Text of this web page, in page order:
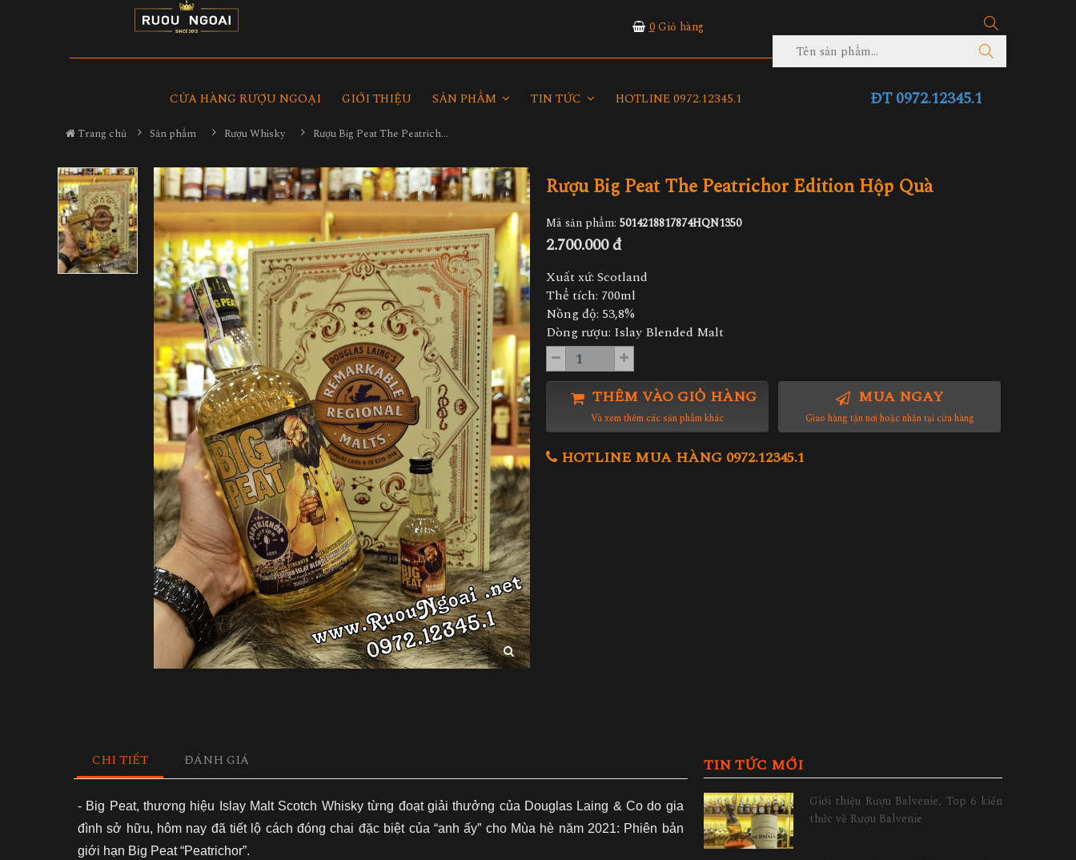
0 Giỏ hàng
CỬA HÀNG RƯỢU NGOẠI GIỚI THIỆU SẢN PHẨM TIN TỨC HOTLINE 0972.12345.1 ĐT 0972.12345.1
Trang chủ Sản phẩm Rượu Whisky Rượu Big Peat The Peatrichor Edition Hộp Quà
Rượu Big Peat The Peatrichor Edition Hộp Quà
Mã sản phẩm: 5014218817874HQN1350
2.700.000 đ
Xuất xứ: Scotland
Thể tích: 700ml
Nồng độ: 53,8%
Dòng rượu: Islay Blended Malt
THÊM VÀO GIỎ HÀNG
Và xem thêm các sản phẩm khác
MUA NGAY
Giao hàng tận nơi hoặc nhận tại cửa hàng
HOTLINE MUA HÀNG 0972.12345.1
CHI TIẾT ĐÁNH GIÁ
- Big Peat, thương hiệu Islay Malt Scotch Whisky từng đoạt giải thưởng của Douglas Laing & Co do gia
đình sở hữu, hôm nay đã tiết lộ cách đóng chai đặc biệt của “anh ấy” cho Mùa hè năm 2021: Phiên bản
giới hạn Big Peat “Peatrichor”.
TIN TỨC MỚI
Giới thiệu Rượu Balvenie, Top 6 kiến
thức về Rượu Balvenie